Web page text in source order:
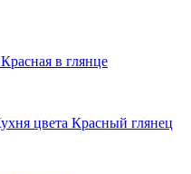
в глянце
цвета Красный глянец